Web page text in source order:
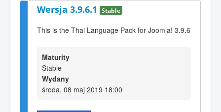
Wersja 3.9.6.1 Stable
This is the Thai Language Pack for Joomla! 3.9.6
Maturity
Stable
Wydany
środa, 08 maj 2019 18:00